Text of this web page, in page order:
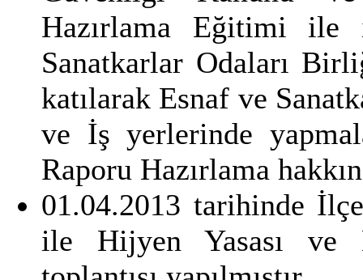
Hazırlama Eğitimi
Sanatkarlar Odaları
katılarak Esnaf ve
ve İş yerlerinde
Raporu Hazırlama
01.04.2013 tarihinde
ile Hijyen Yasası ve